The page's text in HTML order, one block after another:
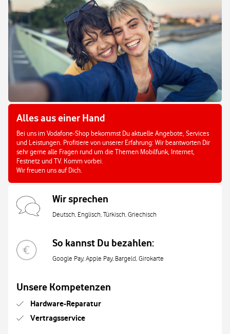
Alles aus einer Hand
Bei uns im Vodafone-Shop bekommst Du aktuelle Angebote, Services
und Leistungen. Profitiere von unserer Erfahrung: Wir beantworten Dir
sehr gerne alle Fragen rund um die Themen Mobilfunk, Internet,
Festnetz und TV. Komm vorbei.
Wir freuen uns auf Dich.
Wir sprechen
Deutsch, Englisch, Türkisch, Griechisch
So kannst Du bezahlen:
Google Pay, Apple Pay, Bargeld, Girokarte
Unsere Kompetenzen
Hardware-Reparatur
Vertragsservice